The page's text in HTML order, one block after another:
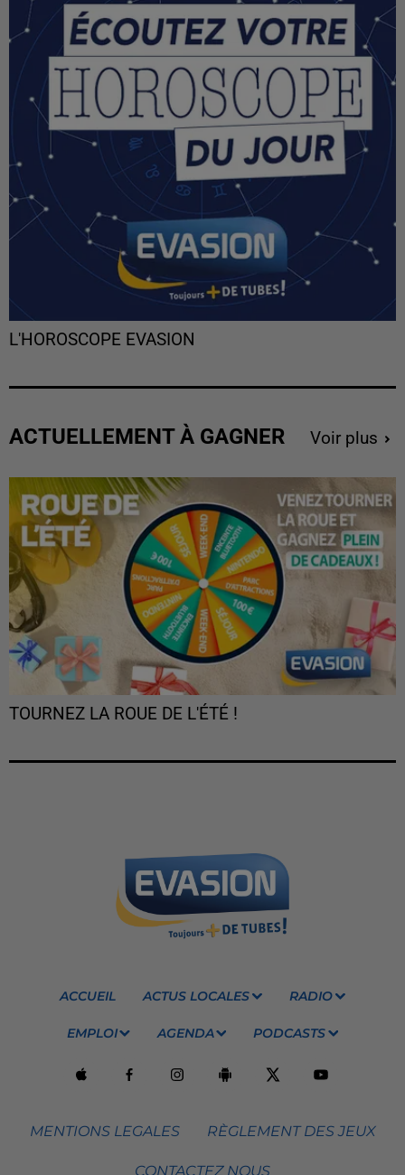
L'HOROSCOPE EVASION
ACTUELLEMENT À GAGNER Voir plus
TOURNEZ LA ROUE DE L'ÉTÉ !
ACCUEIL ACTUS LOCALES RADIO
EMPLOI AGENDA PODCASTS
MENTIONS LEGALES RÈGLEMENT DES JEUX
CONTACTEZ NOUS